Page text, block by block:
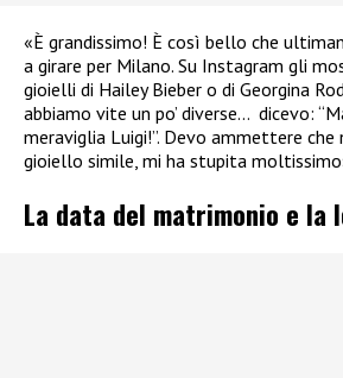
«È grandissimo! È così bello che
a girare per Milano. Su Instagram gli
gioielli di Hailey Bieber o di Georgina
abbiamo vite un po’ diverse… dicevo:
meraviglia Luigi!”. Devo ammettere
gioiello simile, mi ha stupita
La data del matrimonio e la